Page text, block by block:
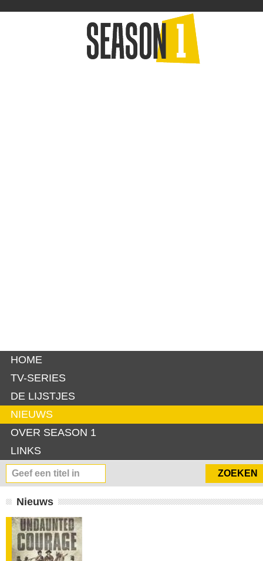
HOME
TV-SERIES
DE LIJSTJES
NIEUWS
OVER SEASON 1
LINKS
Nieuws